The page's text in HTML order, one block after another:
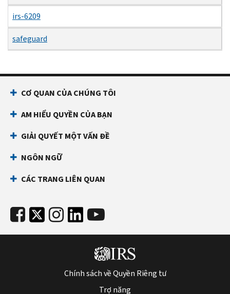
irs-6209
safeguard
CƠ QUAN CỦA CHÚNG TÔI
AM HIỂU QUYỀN CỦA BẠN
GIẢI QUYẾT MỘT VẤN ĐỀ
NGÔN NGỮ
CÁC TRANG LIÊN QUAN
Chính sách về Quyền Riêng tư
Trợ năng